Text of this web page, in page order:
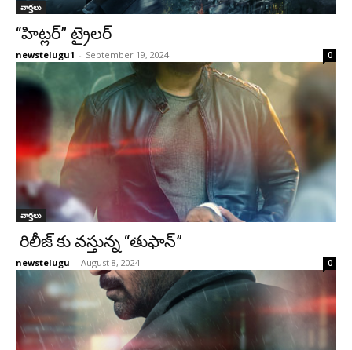
వార్తలు
“హిట్లర్” ట్రైలర్
newstelugu1 - September 19, 2024 0
వార్తలు
రిలీజ్ కు వస్తున్న “తుఫాన్”
newstelugu - August 8, 2024 0